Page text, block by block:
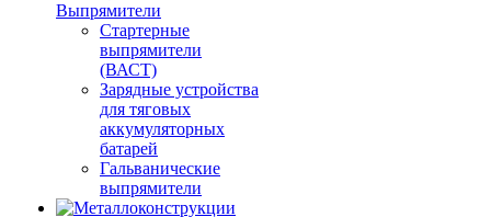
Выпрямители
Стартерные
выпрямители
(ВАСТ)
Зарядные устройства
для тяговых
аккумуляторных
батарей
Гальванические
выпрямители